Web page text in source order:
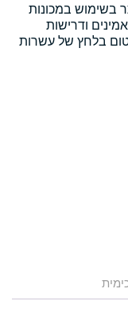
בשימוש במכונות
ודרישות
בלחץ של עשרות